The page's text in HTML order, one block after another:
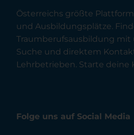
Österreichs größte
und Ausbildungsplätze.
Traumberufsausbildung mit
Suche und direktem
Lehrbetrieben. Starte deine
Folge uns auf Social Media